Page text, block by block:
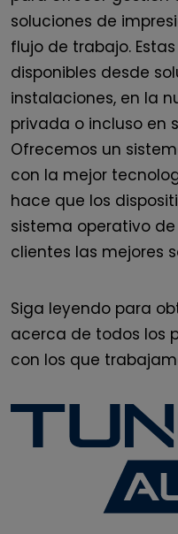
soluciones de
flujo de trabajo.
disponibles desde
instalaciones, en la
privada o incluso en
Ofrecemos un
con la mejor
hace que los
sistema operativo
clientes las mejores
Siga leyendo para
acerca de todos los
con los que